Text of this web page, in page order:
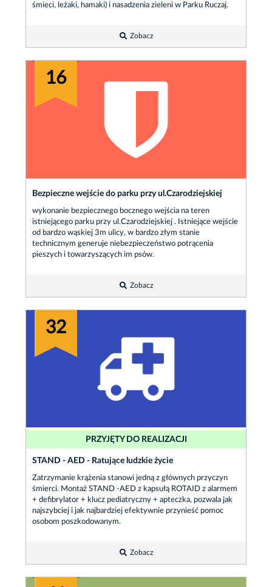
śmieci, leżaki, hamaki) i nasadzenia zieleni w Parku Ruczaj.
Zobacz
16
Bezpieczne wejście do parku przy ul.Czarodziejskiej
wykonanie bezpiecznego bocznego wejścia na teren
istniejącego parku przy ul.Czarodziejskiej . Istniejące wejście
od bardzo wąskiej 3m ulicy, w bardzo złym stanie
technicznym generuje niebezpieczeństwo potrącenia
pieszych i towarzyszących im psów.
Zobacz
32
PRZYJĘTY DO REALIZACJI
STAND - AED - Ratujące ludzkie życie
Zatrzymanie krążenia stanowi jedną z głównych przyczyn
śmierci. Montaż STAND -AED z kapsułą ROTAID z alarmem
+ defibrylator + klucz pediatryczny + apteczka, pozwala jak
najszybciej i jak najbardziej efektywnie przynieść pomoc
osobom poszkodowanym.
Zobacz